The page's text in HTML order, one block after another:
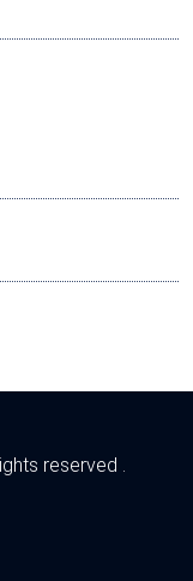
reserved .